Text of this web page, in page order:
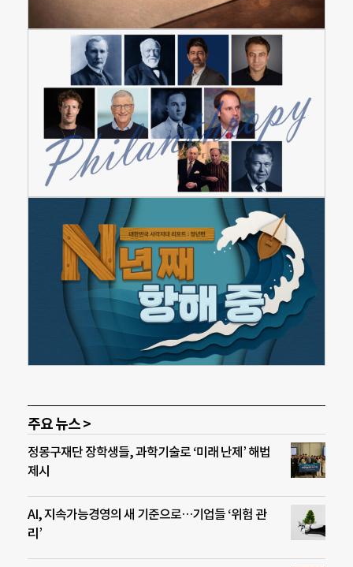
주요 뉴스 >
정몽구재단 장학생들, 과학기술로 ‘미래 난제’ 해법
제시
AI, 지속가능경영의 새 기준으로…기업들 ‘위험 관
리’